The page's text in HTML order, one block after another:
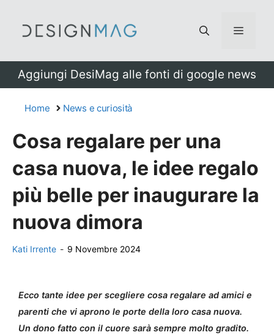
Menu
Aggiungi DesiMag alle fonti di google news
Home News e curiosità
Cosa regalare per una
casa nuova, le idee regalo
più belle per inaugurare la
nuova dimora
Kati Irrente - 9 Novembre 2024
Ecco tante idee per scegliere cosa regalare ad amici e
parenti che vi aprono le porte della loro casa nuova.
Un dono fatto con il cuore sarà sempre molto gradito.